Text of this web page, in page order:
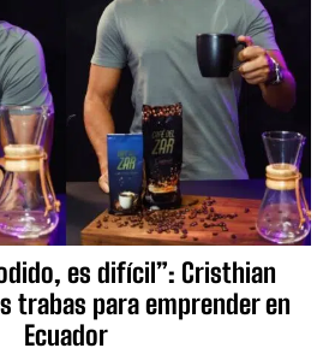
es difícil”: Cristhian
trabas para emprender en
Ecuador